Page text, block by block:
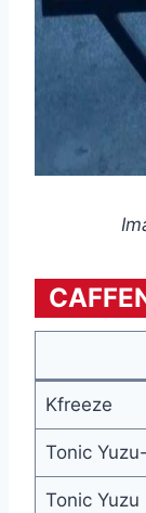
Kfreeze
Tonic
Tonic Yuzu